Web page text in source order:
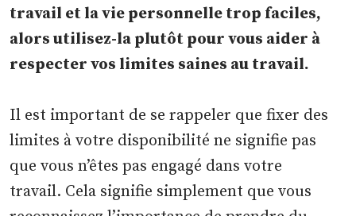
travail et la vie personnelle trop faciles,
alors utilisez-la plutôt pour vous aider à
respecter vos limites saines au travail.
Il est important de se rappeler que fixer des
limites à votre disponibilité ne signifie pas
que vous n’êtes pas engagé dans votre
travail. Cela signifie simplement que vous